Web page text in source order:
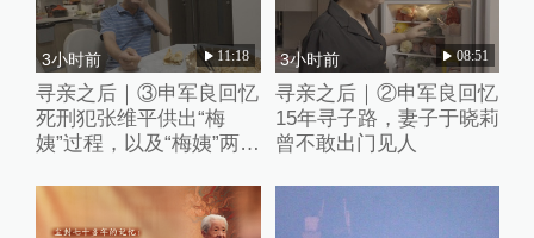
3小时前 11:18
寻亲之后｜③申军良回忆
死刑犯张维平供出“梅
姨”过程，以及“梅姨”两张
3小时前 08:51
寻亲之后｜②申军良回忆
15年寻子路，妻子于晓莉
曾不敢出门见人